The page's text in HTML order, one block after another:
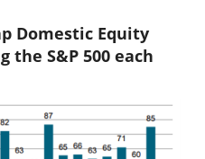
Domestic Equity
the S&P 500 each